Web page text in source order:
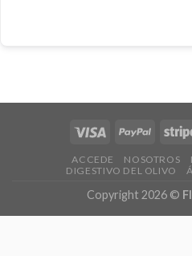
ACCEDE NOSOTROS
DIGESTIVO DEL OLIVO
Copyright 2026 ©